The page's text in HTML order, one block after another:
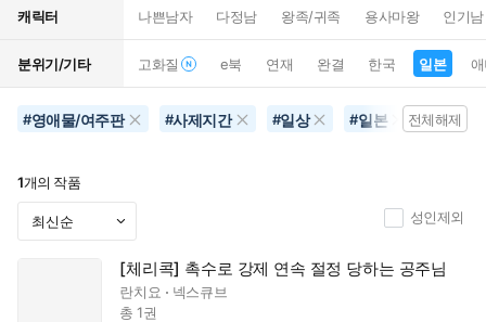
캐릭터 나쁜남자 다정남 왕족/귀족 용사마왕 인기남
분위기/기타 고화질 e북 연재 완결 한국 일본
#영애물/여주판 #사제지간 #일상 #일본 #순정만
전체해제
1개의 작품
성인제외
[체리콕] 촉수로 강제 연속 절정 당하는 공주님
란치요
넥스큐브
총 1권